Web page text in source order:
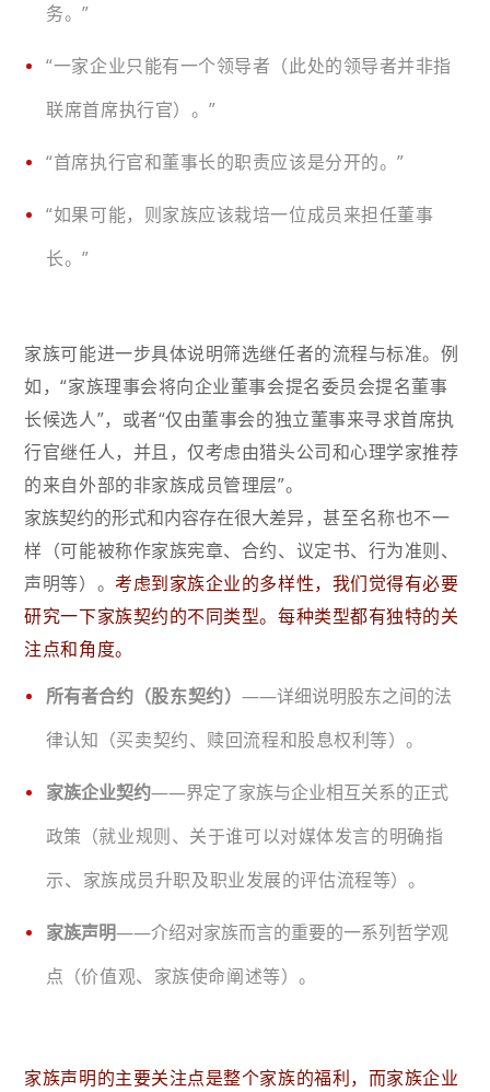
务。”
“一家企业只能有一个领导者（此处的领导者并非指
联席首席执行官）。”
“首席执行官和董事长的职责应该是分开的。”
“如果可能，则家族应该栽培一位成员来担任董事
长。”
家族可能进一步具体说明筛选继任者的流程与标准。例
如，“家族理事会将向企业董事会提名委员会提名董事
长候选人”，或者“仅由董事会的独立董事来寻求首席执
行官继任人，并且，仅考虑由猎头公司和心理学家推荐
的来自外部的非家族成员管理层”。
家族契约的形式和内容存在很大差异，甚至名称也不一
样（可能被称作家族宪章、合约、议定书、行为准则、
声明等）。考虑到家族企业的多样性，我们觉得有必要
研究一下家族契约的不同类型。每种类型都有独特的关
注点和角度。
所有者合约（股东契约） ——详细说明股东之间的法
律认知（买卖契约、赎回流程和股息权利等）。
家族企业契约——界定了家族与企业相互关系的正式
政策（就业规则、关于谁可以对媒体发言的明确指
示、家族成员升职及职业发展的评估流程等）。
家族声明——介绍对家族而言的重要的一系列哲学观
点（价值观、家族使命阐述等）。
家族声明的主要关注点是整个家族的福利，而家族企业